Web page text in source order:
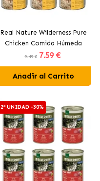
Real Nature Wilderness Pure
Chicken Comida Húmeda
Para Gatos Adultos con
9.49 € 7.59 €
Añadir al Carrito
2ª UNIDAD -30%